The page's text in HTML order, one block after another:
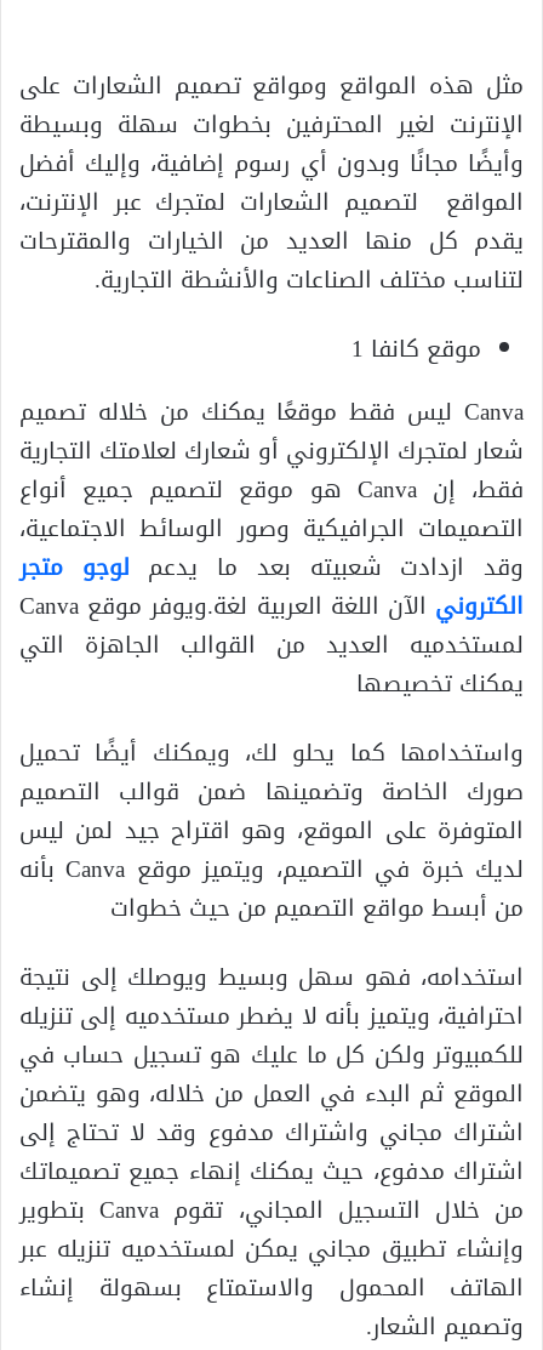
مثل هذه المواقع ومواقع تصميم الشعارات على
الإنترنت لغير المحترفين بخطوات سهلة وبسيطة
وأيضًا مجانًا وبدون أي رسوم إضافية، وإليك أفضل
المواقع لتصميم الشعارات لمتجرك عبر الإنترنت،
يقدم كل منها العديد من الخيارات والمقترحات
لتناسب مختلف الصناعات والأنشطة التجارية.
موقع كانفا 1
Canva ليس فقط موقعًا يمكنك من خلاله تصميم
شعار لمتجرك الإلكتروني أو شعارك لعلامتك التجارية
فقط، إن Canva هو موقع لتصميم جميع أنواع
التصميمات الجرافيكية وصور الوسائط الاجتماعية،
وقد ازدادت شعبيته بعد ما يدعم لوجو متجر
الكتروني
الآن اللغة العربية لغة.ويوفر موقع Canva
لمستخدميه العديد من القوالب الجاهزة التي
يمكنك تخصيصها
واستخدامها كما يحلو لك، ويمكنك أيضًا تحميل
صورك الخاصة وتضمينها ضمن قوالب التصميم
المتوفرة على الموقع، وهو اقتراح جيد لمن ليس
لديك خبرة في التصميم، ويتميز موقع Canva بأنه
من أبسط مواقع التصميم من حيث خطوات
استخدامه، فهو سهل وبسيط ويوصلك إلى نتيجة
احترافية، ويتميز بأنه لا يضطر مستخدميه إلى تنزيله
للكمبيوتر ولكن كل ما عليك هو تسجيل حساب في
الموقع ثم البدء في العمل من خلاله، وهو يتضمن
اشتراك مجاني واشتراك مدفوع وقد لا تحتاج إلى
اشتراك مدفوع، حيث يمكنك إنهاء جميع تصميماتك
من خلال التسجيل المجاني، تقوم Canva بتطوير
وإنشاء تطبيق مجاني يمكن لمستخدميه تنزيله عبر
الهاتف المحمول والاستمتاع بسهولة إنشاء
وتصميم الشعار.